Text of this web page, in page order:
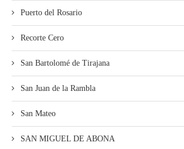
Puerto del Rosario
Recorte Cero
San Bartolomé de Tirajana
San Juan de la Rambla
San Mateo
SAN MIGUEL DE ABONA